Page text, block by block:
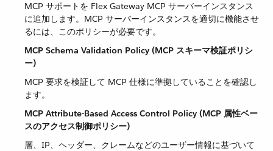
MCP サポートを Flex Gateway MCP サーバーインスタンス
に追加します。MCP サーバーインスタンスを適切に機能させ
るには、このポリシーが必要です。
MCP Schema Validation Policy (MCP スキーマ検証ポリシ
ー)
MCP 要求を検証して MCP 仕様に準拠していることを確認し
ます。
MCP Attribute-Based Access Control Policy (MCP 属性ベー
スのアクセス制御ポリシー)
層、IP、ヘッダー、クレームなどのユーザー情報に基づいて